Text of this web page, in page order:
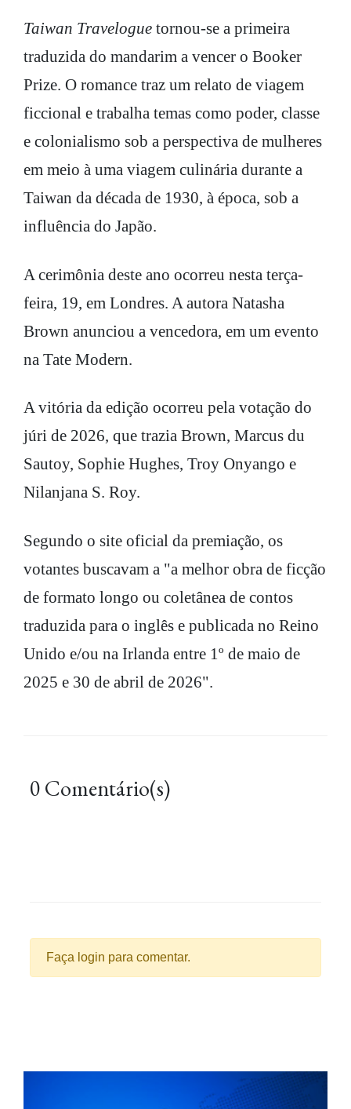
Taiwan Travelogue tornou-se a primeira
traduzida do mandarim a vencer o Booker
Prize. O romance traz um relato de viagem
ficcional e trabalha temas como poder, classe
e colonialismo sob a perspectiva de mulheres
em meio à uma viagem culinária durante a
Taiwan da década de 1930, à época, sob a
influência do Japão.
A cerimônia deste ano ocorreu nesta terça-
feira, 19, em Londres. A autora Natasha
Brown anunciou a vencedora, em um evento
na Tate Modern.
A vitória da edição ocorreu pela votação do
júri de 2026, que trazia Brown, Marcus du
Sautoy, Sophie Hughes, Troy Onyango e
Nilanjana S. Roy.
Segundo o site oficial da premiação, os
votantes buscavam a "a melhor obra de ficção
de formato longo ou coletânea de contos
traduzida para o inglês e publicada no Reino
Unido e/ou na Irlanda entre 1º de maio de
2025 e 30 de abril de 2026".
0 Comentário(s)
Faça login para comentar.